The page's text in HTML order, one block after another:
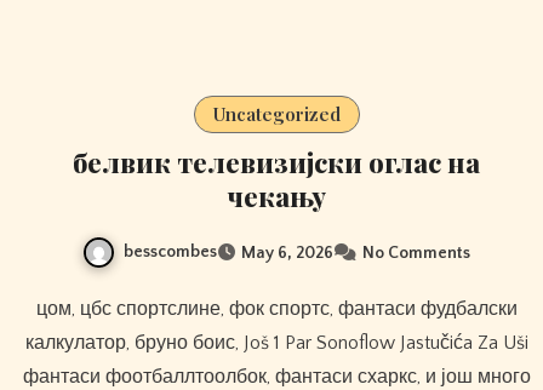
Uncategorized
белвик телевизијски оглас на
чекању
besscombes May 6, 2026 No Comments
цом, цбс спортслине, фок спортс, фантаси фудбалски
калкулатор, бруно боис, Još 1 Par Sonoflow Jastučića Za Uši
фантаси фоотбаллтоолбок, фантаси схаркс, и још много